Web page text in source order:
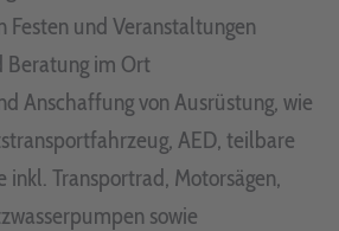
Festen und Veranstaltungen
Beratung im Ort
Anschaffung von Ausrüstung, wie
AED, teilbare
inkl. Transportrad, Motorsägen,
sowie